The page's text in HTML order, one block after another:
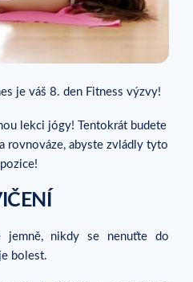
je váš 8. den Fitness výzvy!
lekci jógy! Tentokrát budete
rovnováze, abyste zvládly tyto
jemně, nikdy se nenuťte do
bolest.